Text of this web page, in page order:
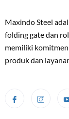
Maxindo Steel
folding gate dan
memiliki
produk dan